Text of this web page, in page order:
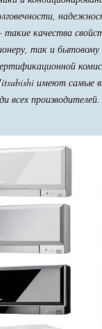
качества
так и бытовому
имеют самые
всех производителей.